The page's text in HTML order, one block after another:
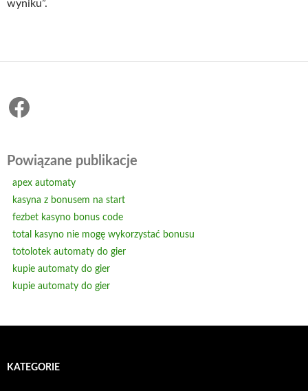
wyniku”.
Facebook
Powiązane publikacje
apex automaty
kasyna z bonusem na start
fezbet kasyno bonus code
total kasyno nie mogę wykorzystać bonusu
totolotek automaty do gier
kupie automaty do gier
kupie automaty do gier
KATEGORIE